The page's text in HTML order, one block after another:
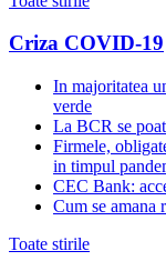
Criza COVID-19
In majoritatea
verde
La BCR se
Firmele,
in timpul
CEC Bank:
Cum se amana
Toate stirile